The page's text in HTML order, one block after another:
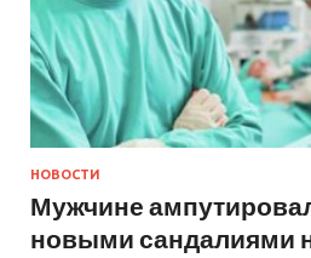
НОВОСТИ
Мужчине
новыми сандалиями